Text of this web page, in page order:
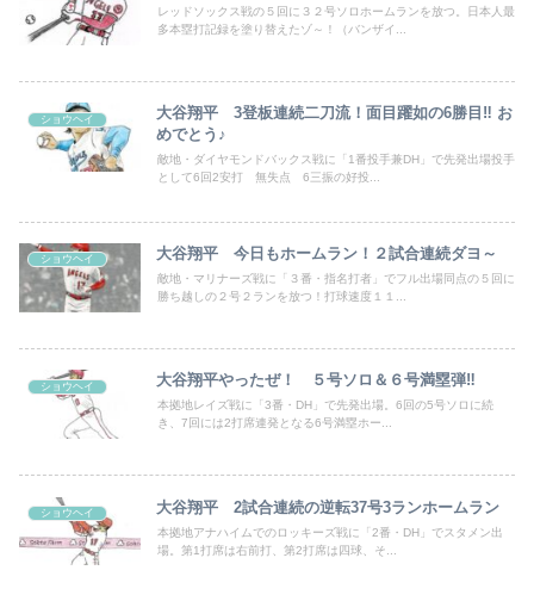
レッドソックス戦の５回に３２号ソロホームランを放つ。日本人最
多本塁打記録を塗り替えたゾ～！（バンザイ...
ショウヘイ
大谷翔平 3登板連続二刀流！面目躍如の6勝目‼ お
めでとう♪
敵地・ダイヤモンドバックス戦に「1番投手兼DH」で先発出場投手
として6回2安打 無失点 6三振の好投...
ショウヘイ 大谷翔平 今日もホームラン！２試合連続ダヨ～
敵地・マリナーズ戦に「３番・指名打者」でフル出場同点の５回に
勝ち越しの２号２ランを放つ！打球速度１１...
ショウヘイ 大谷翔平やったぜ！ ５号ソロ＆６号満塁弾‼
本拠地レイズ戦に「3番・DH」で先発出場。6回の5号ソロに続
き、7回には2打席連発となる6号満塁ホー...
ショウヘイ 大谷翔平 2試合連続の逆転37号3ランホームラン
本拠地アナハイムでのロッキーズ戦に「2番・DH」でスタメン出
場。第1打席は右前打、第2打席は四球、そ...